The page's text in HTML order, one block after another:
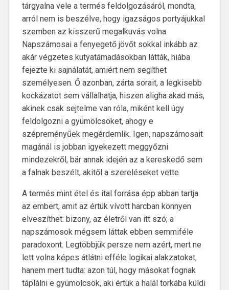
tárgyalna vele a termés feldolgozásáról, mondta,
arról nem is beszélve, hogy igazságos portyájukkal
szemben az kisszerű megalkuvás volna.
Napszámosai a fenyegető jövőt sokkal inkább az
akár végzetes kutyatámadásokban látták, hiába
fejezte ki sajnálatát, amiért nem segíthet
személyesen. Ő azonban, zárta sorait, a legkisebb
kockázatot sem vállalhatja, hiszen aligha akad más,
akinek csak sejtelme van róla, miként kell úgy
feldolgozni a gyümölcsöket, ahogy e
szépreményűek megérdemlik. Igen, napszámosait
magánál is jobban igyekezett meggyőzni
mindezekről, bár annak idején az a kereskedő sem
a falnak beszélt, akitől a szereléseket vette.
A termés mint étel és ital forrása épp abban tartja
az embert, amit az értük vívott harcban könnyen
elveszíthet: bizony, az életről van itt szó; a
napszámosok mégsem láttak ebben semmiféle
paradoxont. Legtöbbjük persze nem azért, mert ne
lett volna képes átlátni efféle logikai alakzatokat,
hanem mert tudta: azon túl, hogy másokat fognak
táplálni e gyümölcsök, aki értük a halál torkába küldi